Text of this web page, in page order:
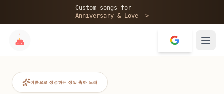
Custom songs for
Anniversary & Love ->
이름으로 생성하는 생일 축하 노래